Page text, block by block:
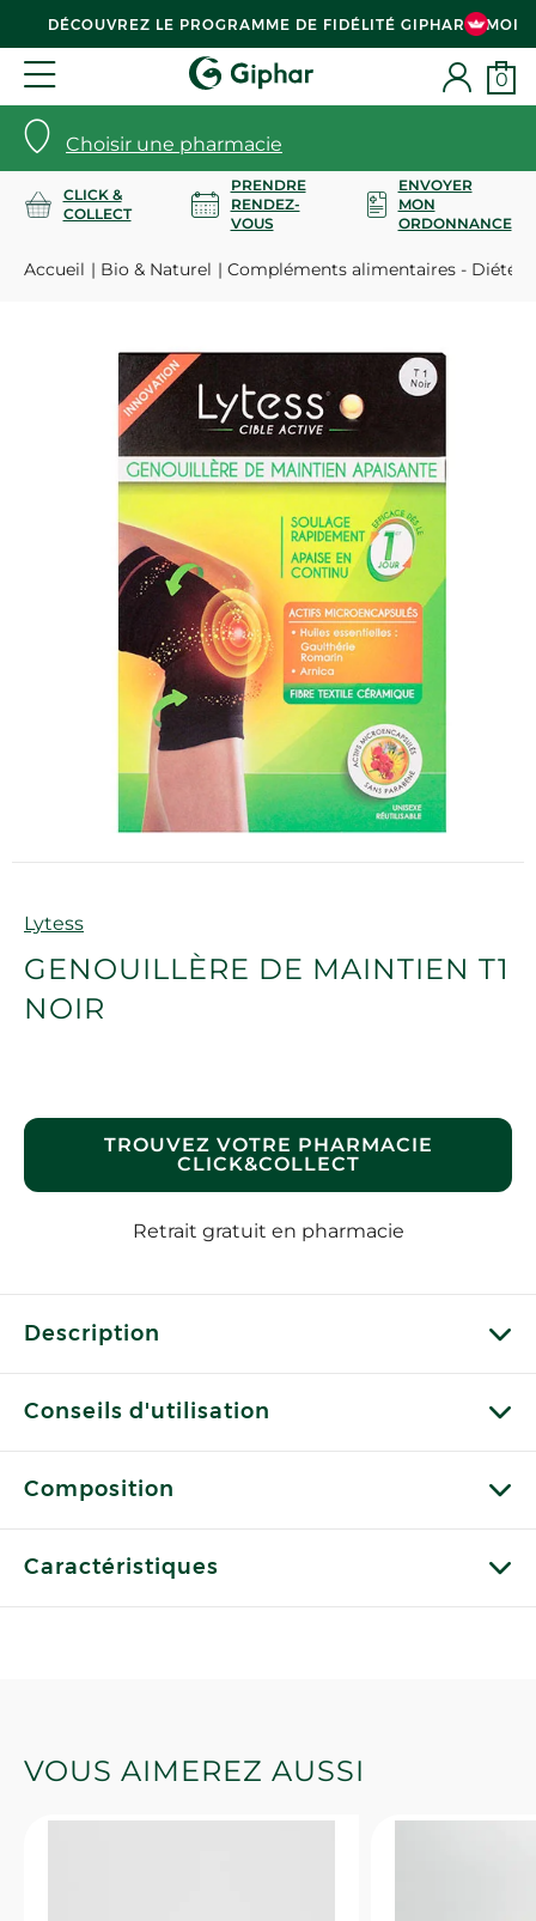
DÉCOUVREZ LE PROGRAMME DE FIDÉLITÉ GIPHAR & MOI
Choisir une pharmacie
0
CLICK &
COLLECT
PRENDRE
RENDEZ-
VOUS
ENVOYER
MON
ORDONNANCE
Accueil Bio & Naturel Compléments alimentaires -
Marque
Lytess
GENOUILLÈRE DE MAINTIEN T1
NOIR
TROUVEZ VOTRE PHARMACIE
CLICK&COLLECT
Retrait gratuit en pharmacie
Description
Conseils d'utilisation
Composition
Caractéristiques
VOUS AIMEREZ AUSSI